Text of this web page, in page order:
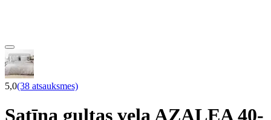
5,0(38 atsauksmes)
Satīna gultas veļa AZALEA 40-